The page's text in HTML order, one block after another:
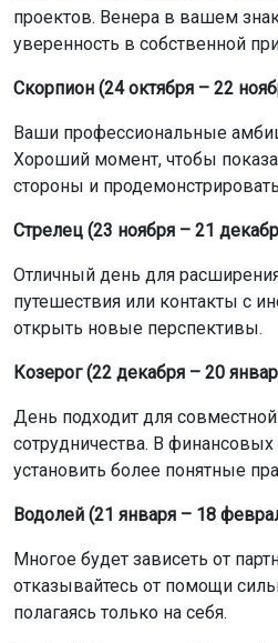
проектов. Венера в вашем
уверенность в собственной
Скорпион (24 октября – 22
Ваши профессиональные
Хороший момент, чтобы
стороны и продемонстрировать
Стрелец (23 ноября – 21
Отличный день для
путешествия или контакты с
открыть новые перспективы.
Козерог (22 декабря – 20
День подходит для
сотрудничества. В
установить более понятные
Водолей (21 января – 18
Многое будет зависеть от
отказывайтесь от помощи
полагаясь только на себя.